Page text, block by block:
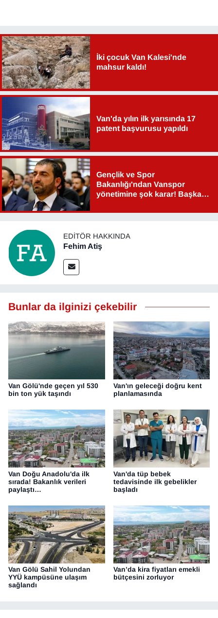
İki çocuk Van Kalesi'nde
mahsur kaldı!
Van'da yılın ilk yarısında 17
patent başvurusu yapıldı
Gençlik ve Spor
Bakanlığı'ndan Vanspor
yönetimine şok karar! Başkan
EDITÖR HAKKINDA
Fehim Atiş
Bunlar da ilginizi çekebilir
Van Gölü'nde geçen yıl 530
bin ton yük taşındı
Van'ın geleceği doğru kent
planlamasında
Van Doğu Anadolu'da ilk
sırada! Bakanlık verileri
paylaştı…
Van'da tüp bebek
tedavisinde ilk gebelikler
başladı
Van Gölü Sahil Yolundan
YYÜ kampüsüne ulaşım
sağlandı
Van’da kira fiyatları emekli
bütçesini zorluyor